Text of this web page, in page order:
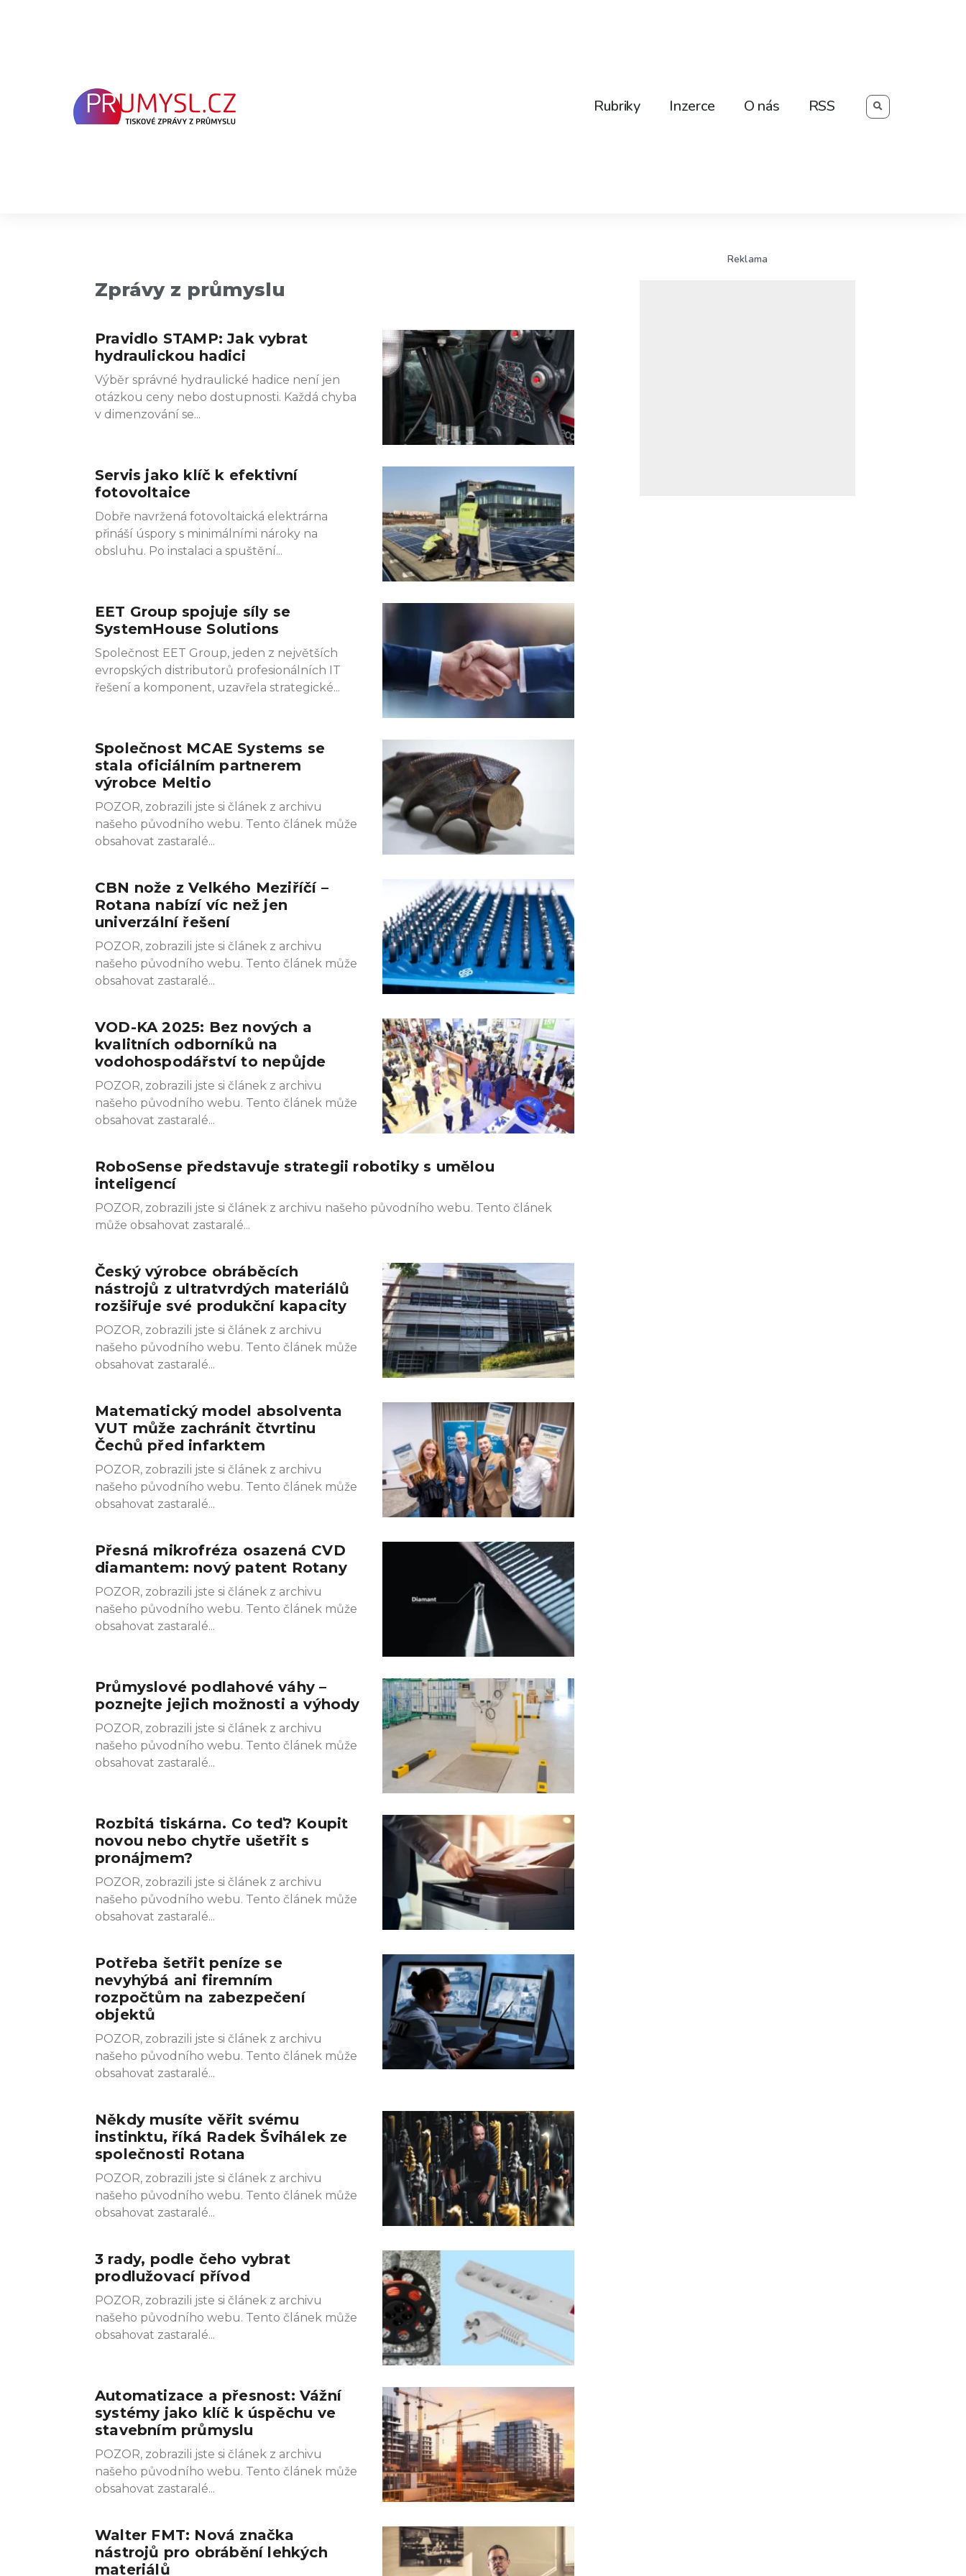
Rubriky Inzerce O nás RSS
Zprávy z průmyslu
Pravidlo STAMP: Jak vybrat
hydraulickou hadici
Výběr správné hydraulické hadice není jen
otázkou ceny nebo dostupnosti. Každá chyba
v dimenzování se
Servis jako klíč k efektivní
fotovoltaice
Dobře navržená fotovoltaická elektrárna
přináší úspory s minimálními nároky na
obsluhu. Po instalaci a spuštění
EET Group spojuje síly se
SystemHouse Solutions
Společnost EET Group, jeden z největších
evropských distributorů profesionálních IT
řešení a komponent, uzavřela strategické
Společnost MCAE Systems se
stala oficiálním partnerem
výrobce Meltio
POZOR, zobrazili jste si článek z archivu
našeho původního webu. Tento článek může
obsahovat zastaralé
CBN nože z Velkého Meziříčí –
Rotana nabízí víc než jen
univerzální řešení
POZOR, zobrazili jste si článek z archivu
našeho původního webu. Tento článek může
obsahovat zastaralé
VOD-KA 2025: Bez nových a
kvalitních odborníků na
vodohospodářství to nepůjde
POZOR, zobrazili jste si článek z archivu
našeho původního webu. Tento článek může
obsahovat zastaralé
RoboSense představuje strategii robotiky s umělou
inteligencí
POZOR, zobrazili jste si článek z archivu našeho původního webu. Tento článek
může obsahovat zastaralé
Český výrobce obráběcích
nástrojů z ultratvrdých materiálů
rozšiřuje své produkční kapacity
POZOR, zobrazili jste si článek z archivu
našeho původního webu. Tento článek může
obsahovat zastaralé
Matematický model absolventa
VUT může zachránit čtvrtinu
Čechů před infarktem
POZOR, zobrazili jste si článek z archivu
našeho původního webu. Tento článek může
obsahovat zastaralé
Přesná mikrofréza osazená CVD
diamantem: nový patent Rotany
POZOR, zobrazili jste si článek z archivu
našeho původního webu. Tento článek může
obsahovat zastaralé
Průmyslové podlahové váhy –
poznejte jejich možnosti a výhody
POZOR, zobrazili jste si článek z archivu
našeho původního webu. Tento článek může
obsahovat zastaralé
Rozbitá tiskárna. Co teď? Koupit
novou nebo chytře ušetřit s
pronájmem?
POZOR, zobrazili jste si článek z archivu
našeho původního webu. Tento článek může
obsahovat zastaralé
Potřeba šetřit peníze se
nevyhýbá ani firemním
rozpočtům na zabezpečení
objektů
POZOR, zobrazili jste si článek z archivu
našeho původního webu. Tento článek může
obsahovat zastaralé
Někdy musíte věřit svému
instinktu, říká Radek Švihálek ze
společnosti Rotana
POZOR, zobrazili jste si článek z archivu
našeho původního webu. Tento článek může
obsahovat zastaralé
3 rady, podle čeho vybrat
prodlužovací přívod
POZOR, zobrazili jste si článek z archivu
našeho původního webu. Tento článek může
obsahovat zastaralé
Automatizace a přesnost: Vážní
systémy jako klíč k úspěchu ve
stavebním průmyslu
POZOR, zobrazili jste si článek z archivu
našeho původního webu. Tento článek může
obsahovat zastaralé
Walter FMT: Nová značka
nástrojů pro obrábění lehkých
materiálů
PagePage Page
Reklama